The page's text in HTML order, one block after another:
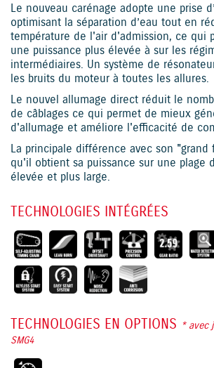
Le nouveau carénage adopte une prise
optimisant la séparation d’eau tout en
température de l'air d'admission, ce qui
une puissance plus élevée à sur les
intermédiaires. Un système de
les bruits du moteur à toutes les allures.
Le nouvel allumage direct réduit le
de câblages ce qui permet de mieux
d'allumage et améliore l'efficacité de
La principale différence avec son "grand
qu'il obtient sa puissance sur une plage
élevée et plus large.
TECHNOLOGIES INTÉGRÉES
TECHNOLOGIES EN OPTIONS * avec
SMG4